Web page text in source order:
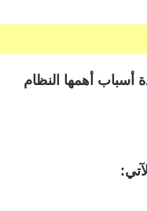
أسباب أهمها النظام